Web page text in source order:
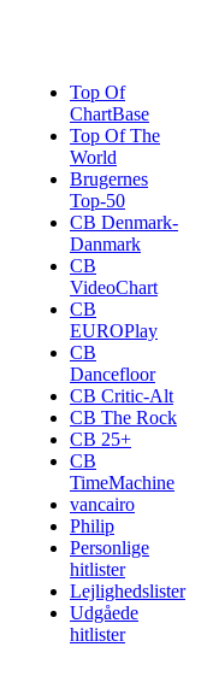
Top Of
ChartBase
Top Of The
World
Brugernes
Top-50
CB Denmark-
Danmark
CB
VideoChart
CB
EUROPlay
CB
Dancefloor
CB Critic-Alt
CB The Rock
CB 25+
CB
TimeMachine
vancairo
Philip
Personlige
hitlister
Lejlighedslister
Udgåede
hitlister